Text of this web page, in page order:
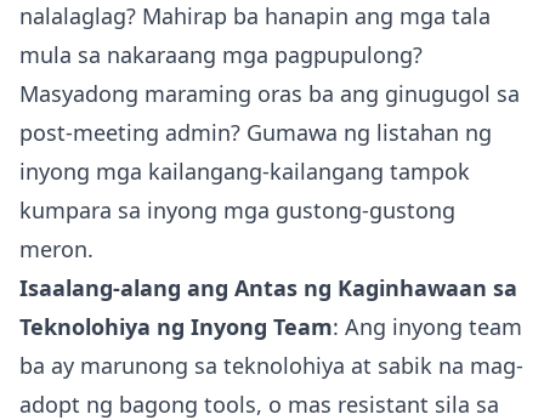
nalalaglag? Mahirap ba hanapin ang mga tala
mula sa nakaraang mga pagpupulong?
Masyadong maraming oras ba ang ginugugol sa
post-meeting admin? Gumawa ng listahan ng
inyong mga kailangang-kailangang tampok
kumpara sa inyong mga gustong-gustong
meron.
Isaalang-alang ang Antas ng Kaginhawaan sa
Teknolohiya ng Inyong Team: Ang inyong team
ba ay marunong sa teknolohiya at sabik na mag-
adopt ng bagong tools, o mas resistant sila sa